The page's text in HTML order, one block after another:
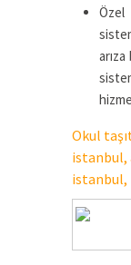
Okul
istanbul,
istanbul,